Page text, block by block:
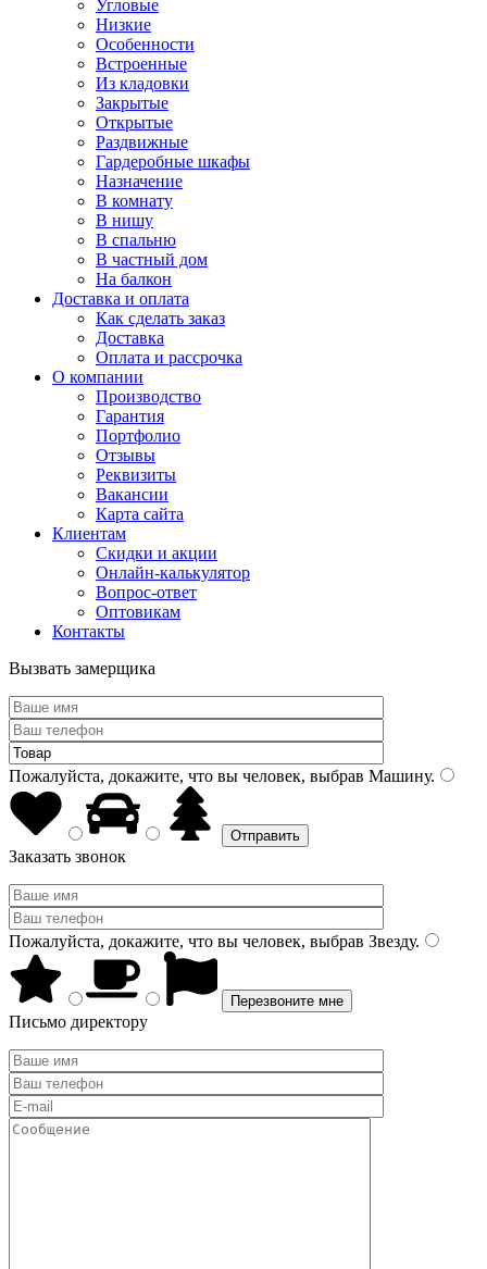
Угловые
Низкие
Особенности
Встроенные
Из кладовки
Закрытые
Открытые
Раздвижные
Гардеробные шкафы
Назначение
В комнату
В нишу
В спальню
В частный дом
На балкон
Доставка и оплата
Как сделать заказ
Доставка
Оплата и рассрочка
О компании
Производство
Гарантия
Портфолио
Отзывы
Реквизиты
Вакансии
Карта сайта
Клиентам
Скидки и акции
Онлайн-калькулятор
Вопрос-ответ
Оптовикам
Контакты
Вызвать замерщика
Пожалуйста, докажите, что вы человек, выбрав Машину.
Заказать звонок
Пожалуйста, докажите, что вы человек, выбрав Звезду.
Письмо директору